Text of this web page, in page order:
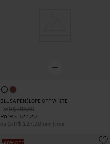
BLUSA PENÉLOPE OFF WHITE
DeR$ 318,00
PorR$ 127,20
ou 1 x R$ 127,20 sem juros
-60%OFF